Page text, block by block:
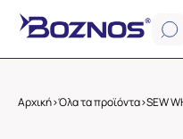
Αρχική>Όλα τα προϊόντα>SEW